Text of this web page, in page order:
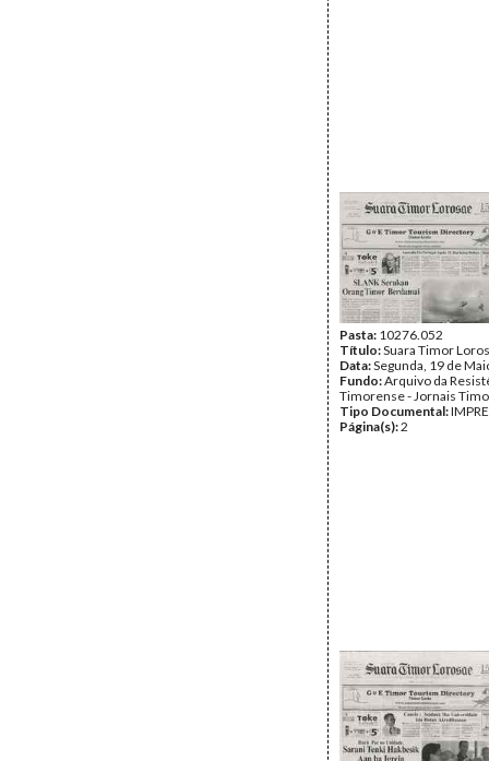
Pasta: 10276.052
Título:Suara Timor
Data:Segunda, 19 de
Fundo:Arquivo da
Timorense - Jornais
Tipo Documental:
Página(s):2